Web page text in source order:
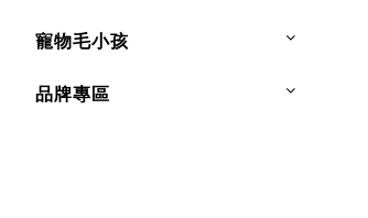
寵物毛小孩
品牌專區